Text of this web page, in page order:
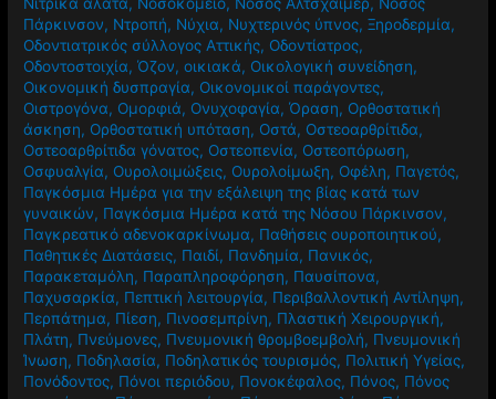
Πάρκινσον, Ντροπή, Νύχια, Νυχτερινός ύπνος,Ξηροδερμία,
Οδοντιατρικός σύλλογος Αττικής, Οδοντίατρος,
Οδοντοστοιχία,Όζον,οικιακά, Οικολογική συνείδηση,
Οικονομική δυσπραγία, Οικονομικοί παράγοντες,
Οιστρογόνα, Ομορφιά, Ονυχοφαγία,Όραση, Ορθοστατική
άσκηση, Ορθοστατική υπόταση, Οστά, Οστεοαρθρίτιδα,
Οστεοαρθρίτιδα γόνατος, Οστεοπενία, Οστεοπόρωση,
Οσφυαλγία, Ουρολοιμώξεις, Ουρολοίμωξη, Οφέλη, Παγετός,
Παγκόσμια Ημέρα για την εξάλειψη της βίας κατά των
γυναικών, Παγκόσμια Ημέρα κατά της Νόσου Πάρκινσον,
Παγκρεατικό αδενοκαρκίνωμα, Παθήσεις ουροποιητικού,
Παθητικές Διατάσεις, Παιδί, Πανδημία, Πανικός,
Παρακεταμόλη, Παραπληροφόρηση, Παυσίπονα,
Παχυσαρκία, Πεπτική λειτουργία, Περιβαλλοντική Αντίληψη,
Περπάτημα, Πίεση, Πινοσεμπρίνη, Πλαστική Χειρουργική,
Πλάτη, Πνεύμονες, Πνευμονική θρομβοεμβολή, Πνευμονική
Ίνωση, Ποδηλασία, Ποδηλατικός τουρισμός, Πολιτική Υγείας,
Πονόδοντος, Πόνοι περιόδου, Πονοκέφαλος, Πόνος, Πόνος